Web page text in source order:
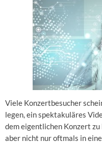
Viele Konzertbesucher
legen, ein spektakuläres
dem eigentlichen Konzert
aber nicht nur oftmals in